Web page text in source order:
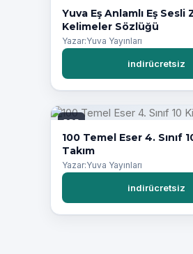
Yuva Eş Anlamlı Eş Sesli
Kelimeler Sözlüğü
Yazar:Yuva Yayınları
indirücretsiz
PDF
100 Temel Eser 4. Sınıf
Takım
Yazar:Yuva Yayınları
indirücretsiz